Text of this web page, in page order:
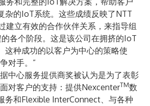
杂的IoT系统。这些成绩反映了NTT
建立有效的合作伙伴关系，来指导组
各个阶段。这是该公司在拥挤的IoT
这种成功的以客户为中心的策略使
对手。”
中心服务提供商奖被认为是为了表彰
对客户的支持：提供NexcenterTM数
务和Flexible InterConnect、与各种